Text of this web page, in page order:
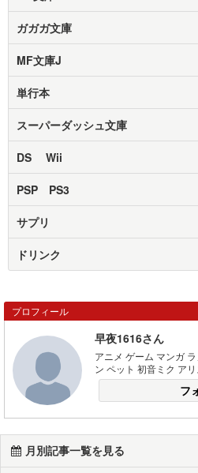
ガガガ文庫
MF文庫J
単行本
スーパーダッシュ文庫
DS Wii
PSP PS3
サプリ
ドリンク
プロフィール
早夜1616さん
アニメ ゲーム マンガ
ン ペット 初音ミク ア
フ
月別記事一覧を見る